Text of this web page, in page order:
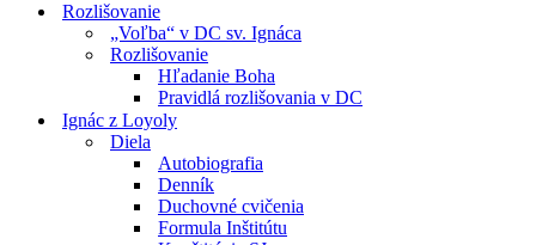
Rozlišovanie
„Voľba“ v DC sv. Ignáca
Rozlišovanie
Hľadanie Boha
Pravidlá rozlišovania v DC
Ignác z Loyoly
Diela
Autobiografia
Denník
Duchovné cvičenia
Formula Inštitútu